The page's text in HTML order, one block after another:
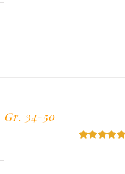
34-50